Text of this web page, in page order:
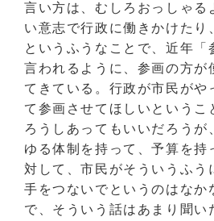
言い方は、むしろおっしゃる
い意志で行政に働きかけたり
というふうなことで、近年「
言われるように、参画の方が
てきている。行政が市民がや
て参画させてほしいというこ
ろうしあってもいいだろうが
ゆる体制を持って、予算を持
対して、市民がそういうふう
手をつないでというのはなか
で、そういう話はあまり聞い